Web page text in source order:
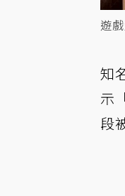
遊
知
示
段